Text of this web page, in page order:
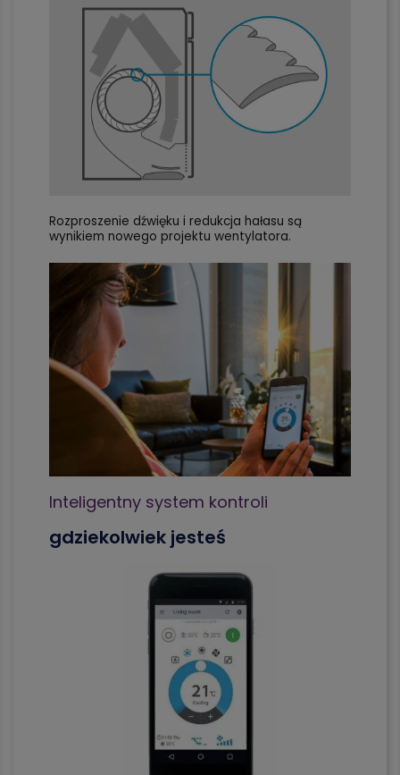
Rozproszenie dźwięku i redukcja hałasu są
wynikiem nowego projektu wentylatora.
Inteligentny system kontroli
gdziekolwiek jesteś